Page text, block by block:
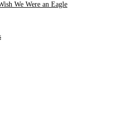
We Were an Eagle